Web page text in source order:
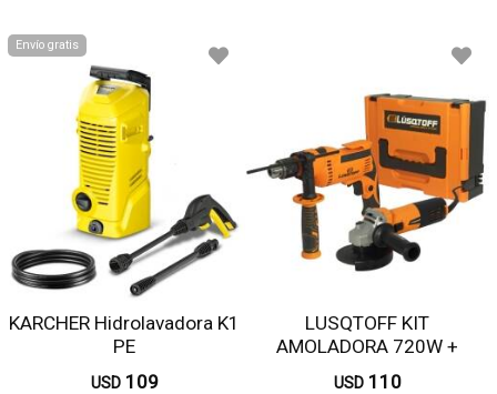
Envío gratis
KARCHER Hidrolavadora K1
PE
USD 109
LUSQTOFF KIT
AMOLADORA 720W +
TALADRO 650W KATL-8
USD 110